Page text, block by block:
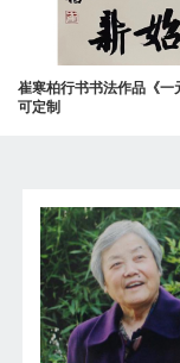
崔寒柏行书书法作品《一
可定制